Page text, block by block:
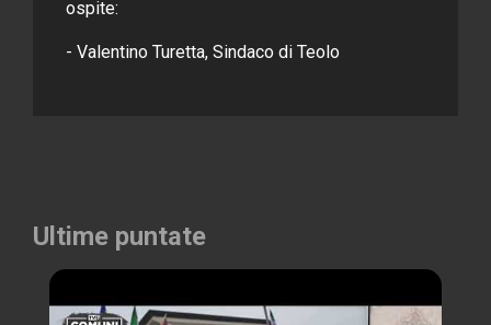
ospite:
- Valentino Turetta, Sindaco di Teolo
Ultime puntate